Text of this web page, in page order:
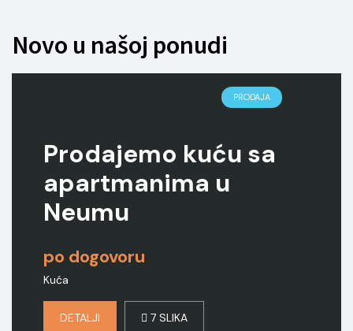
Novo u našoj ponudi
PRODAJA
Prodajemo kuću sa
apartmanima u
Neumu
po dogovoru
Kuća
DETALJI 7 SLIKA